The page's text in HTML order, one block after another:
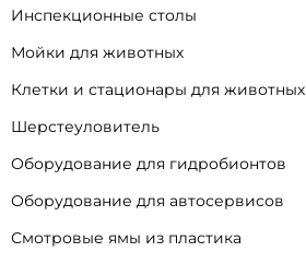
Инспекционные столы
Мойки для животных
Клетки и стационары для животных
Шерстеуловитель
Оборудование для гидробионтов
Оборудование для автосервисов
Смотровые ямы из пластика